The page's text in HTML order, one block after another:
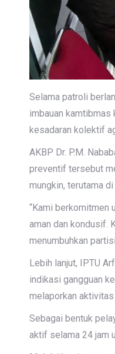
Selama patroli
imbauan kamtibmas
kesadaran kolektif
AKBP Dr. P.M.
preventif tersebut
mungkin, terutama
“Kami berkomitmen
aman dan kondusif.
menumbuhkan
Lebih lanjut, IPTU
indikasi gangguan
melaporkan
Sebagai bentuk
aktif selama 24 jam